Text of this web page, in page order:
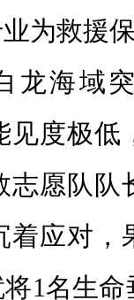
为救援
龙海域
见度极低
志愿队队
着应对，
1名生